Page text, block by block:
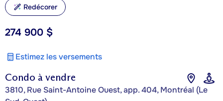
Condo à vendre
3810, Rue Saint-Antoine Ouest, app. 404, Montréal (Le
274 900 $
Estimez les versements
Redécorer